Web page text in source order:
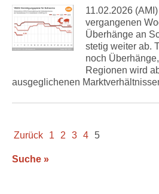
11.02.2026
vergangenen
Überhänge an
stetig weiter ab.
noch
Regionen wird
ausgeglichenen
Zurück 1 2 3 4 5
Suche »